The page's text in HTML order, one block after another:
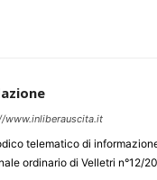
www.inliberauscita.it
telematico di
ordinario di Velletri n°12/